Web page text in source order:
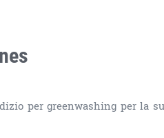
per greenwashing per la